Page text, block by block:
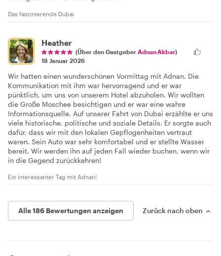
Das faszinierende Dubai
Heather
(Über den Gastgeber Adnan Akbar)
18 Januar 2026
Wir hatten einen wunderschönen Vormittag mit Adnan. Die
Kommunikation mit ihm war hervorragend und er war
pünktlich, um uns von unserem Hotel abzuholen. Wir wollten
die Große Moschee besichtigen und er war eine wahre
Informationsquelle. Auf unserer Fahrt von Dubai erzählte er uns
viele historische, politische und soziale Details. Er sorgte auch
dafür, dass wir mit den lokalen Gepflogenheiten vertraut
waren. Sein Auto war sehr komfortabel und er stellte Wasser
bereit. Wir werden ihn auf jeden Fall wieder buchen, wenn wir
in die Gegend zurückkehren!
Ein interessanter Tag mit Adnan!
Alle 186 Bewertungen anzeigen Zurück nach oben